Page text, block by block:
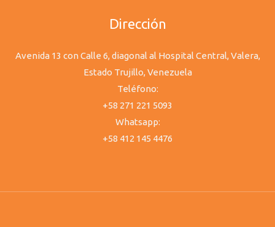
Dirección
Avenida 13 con Calle 6, diagonal al Hospital Central, Valera,
Estado Trujillo, Venezuela
Teléfono:
+58 271 221 5093
Whatsapp:
+58 412 145 4476